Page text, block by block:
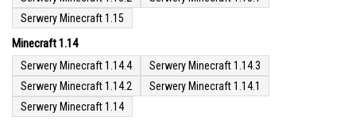
Serwery Minecraft 1.15
Minecraft 1.14
Serwery Minecraft 1.14.4
Serwery Minecraft 1.14.3
Serwery Minecraft 1.14.2
Serwery Minecraft 1.14.1
Serwery Minecraft 1.14